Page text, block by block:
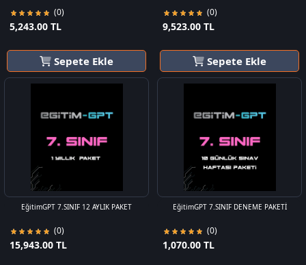
(0)
5,243.00 TL
Sepete Ekle
(0)
9,523.00 TL
Sepete Ekle
EğitimGPT 7.SINIF 12 AYLIK PAKET
(0)
15,943.00 TL
EğitimGPT 7.SINIF DENEME PAKETİ
(0)
1,070.00 TL